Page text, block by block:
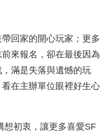
回家的開心玩家；更多
來報名，卻在最後因為
滿是失落與遺憾的玩
在主辦單位眼裡好生心
想初衷，讓更多喜愛SF